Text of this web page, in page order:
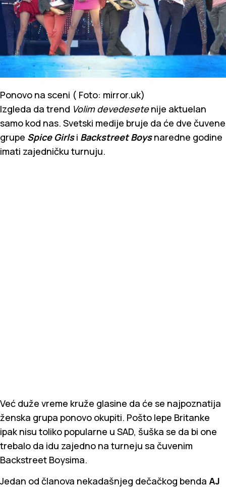
Ponovo na sceni ( Foto: mirror.uk)
Izgleda da trend Volim devedesetenije aktuelan
samo kod nas. Svetski medije bruje da će dve čuvene
grupe Spice Girlsi Backstreet Boysnaredne godine
imati zajedničku turnuju.
Već duže vreme kruže glasine da će se najpoznatija
ženska grupa ponovo okupiti. Pošto lepe Britanke
ipak nisu toliko popularne u SAD, šuška se da bi one
trebalo da idu zajedno na turneju sa čuvenim
Backstreet Boysima.
Jedan od članova nekadašnjeg dečačkog benda AJ